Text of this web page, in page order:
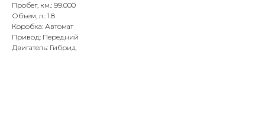
Пробег, км.: 99.000
Объем, л.: 1.8
Коробка: Автомат
Привод: Передний
Двигатель: Гибрид